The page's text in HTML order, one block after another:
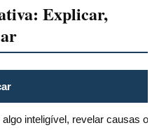
Explicar,
algo inteligível, revelar causas